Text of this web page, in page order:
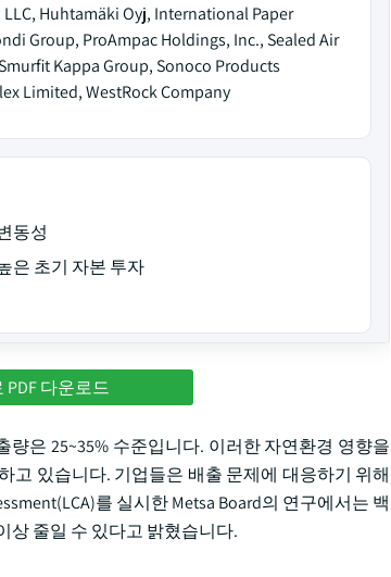
Huhtamäki Oyj, International Paper
Group, ProAmpac Holdings, Inc., Sealed Air
Kappa Group, Sonoco Products
Limited, WestRock Company
동성
은 초기 자본 투자
PDF 다운로드
은 25~35% 수준입니다. 이러한 자연환경 영향을
고 있습니다. 기업들은 배출 문제에 대응하기 위해
를 실시한 Metsa Board의 연구에서는 백
상 줄일 수 있다고 밝혔습니다.